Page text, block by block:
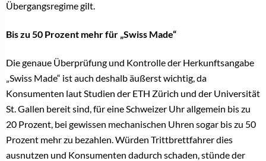
Übergangsregime gilt.
Bis zu 50 Prozent mehr für „Swiss Made“
Die genaue Überprüfung und Kontrolle der Herkunftsangabe
„Swiss Made“ ist auch deshalb äußerst wichtig, da
Konsumenten laut Studien der ETH Zürich und der Universität
St. Gallen bereit sind, für eine Schweizer Uhr allgemein bis zu
20 Prozent, bei gewissen mechanischen Uhren sogar bis zu 50
Prozent mehr zu bezahlen. Würden Trittbrettfahrer dies
ausnutzen und Konsumenten dadurch schaden, stünde der